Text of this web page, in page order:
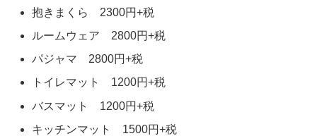
抱きまくら 2300円+税
ルームウェア 2800円+税
パジャマ 2800円+税
トイレマット 1200円+税
バスマット 1200円+税
キッチンマット 1500円+税